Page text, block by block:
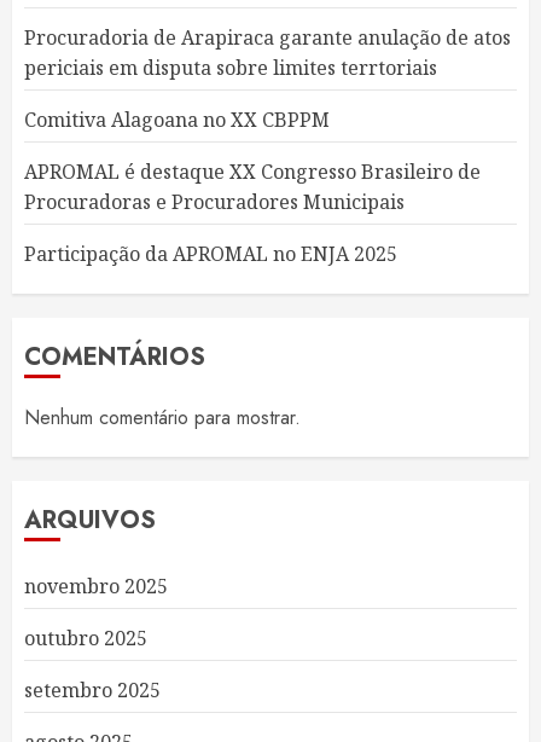
Procuradoria de Arapiraca garante anulação de atos
periciais em disputa sobre limites terrtoriais
Comitiva Alagoana no XX CBPPM
APROMAL é destaque XX Congresso Brasileiro de
Procuradoras e Procuradores Municipais
Participação da APROMAL no ENJA 2025
COMENTÁRIOS
Nenhum comentário para mostrar.
ARQUIVOS
novembro 2025
outubro 2025
setembro 2025